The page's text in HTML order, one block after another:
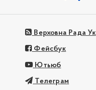
Верховна Рада
Фейсбук
Ютьюб
Телеграм